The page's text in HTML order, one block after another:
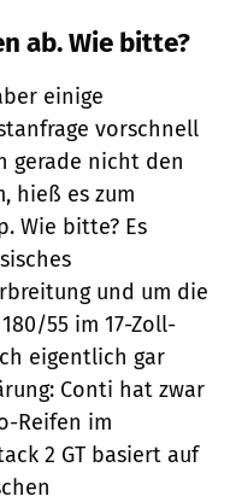
ab. Wie bitte?
einige
vorschnell
gerade nicht den
hieß es zum
Wie bitte? Es
und um die
55 im 17-Zoll-
eigentlich gar
Conti hat zwar
Reifen im
2 GT basiert auf